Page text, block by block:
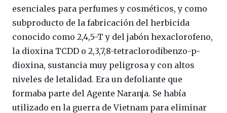
esenciales para perfumes y cosméticos, y como
subproducto de la fabricación del herbicida
conocido como 2,4,5-T y del jabón hexaclorofeno,
la dioxina TCDD o 2,3,7,8-tetraclorodibenzo-p-
dioxina, sustancia muy peligrosa y con altos
niveles de letalidad. Era un defoliante que
formaba parte del Agente Naranja. Se había
utilizado en la guerra de Vietnam para eliminar